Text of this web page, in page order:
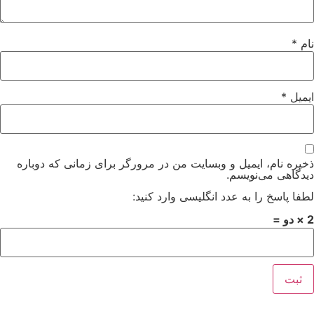
نام *
ایمیل *
ذخیره نام، ایمیل و وبسایت من در مرورگر برای زمانی که دوباره
دیدگاهی می‌نویسم.
لطفا پاسخ را به عدد انگلیسی وارد کنید:
2 × دو =